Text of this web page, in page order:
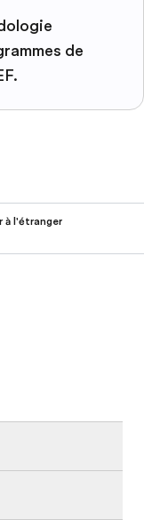
de
à l'étranger